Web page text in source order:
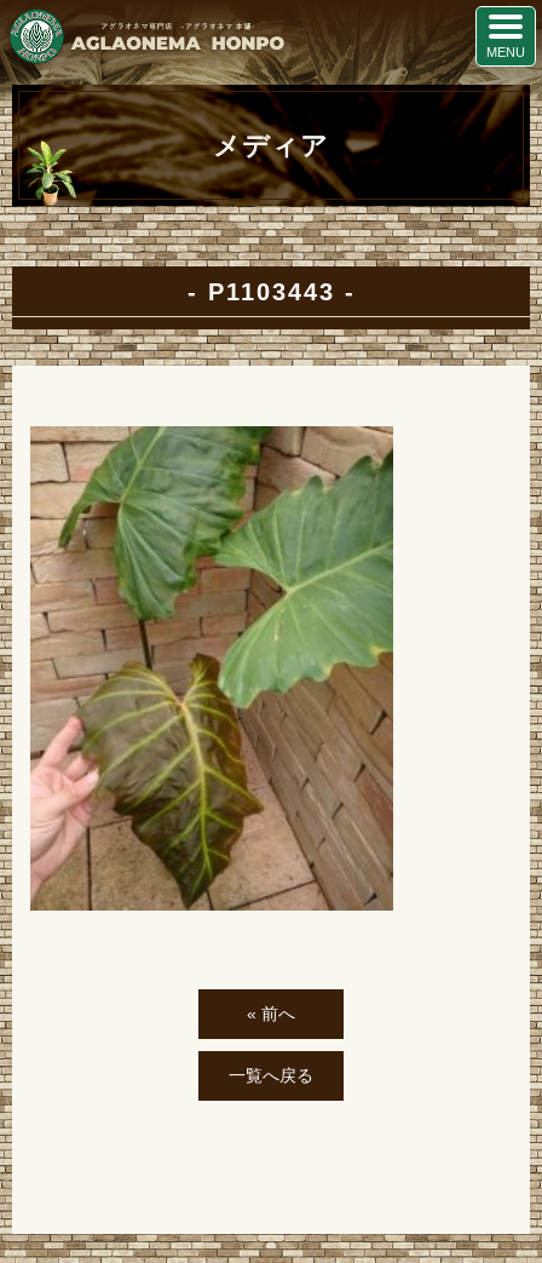
メディア
P1103443
« 前へ
一覧へ戻る